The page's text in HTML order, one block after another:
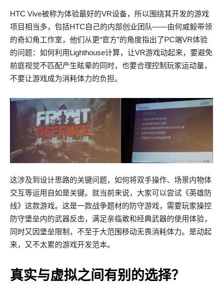
HTC Vive被称为体验最好的VR设备，所以围绕其开发的游戏
项目相当多，包括HTC自己的内部创业团队——由何威毅带领
的奇幻角工作室，他们从更“官方”的角度指出了PC端VR体验
的问题：如何利用Lighthouse计算，让VR游戏动起来，要避免
前庭视觉不匹配产生眩晕的同时，也要合理控制玩家运动量，
不要让游戏成为消耗体力的负担。
这涉及到设计思路的关键问题，如何将双手操作、场景内物体
交互等运用自如是关键。就当前来说，大家可以尝试《英雄防
线》这款游戏。这是一款战争题材的防守游戏，需要玩家操控
防守堡垒内的武器反击，满足亲临敢和经典武器的使用体验，
同时又因堡垒限制，不至于大范围移动无畏消耗体力。是动起
来，又不太累的游戏开发范本。
真实与虚拟之间有别的选择？